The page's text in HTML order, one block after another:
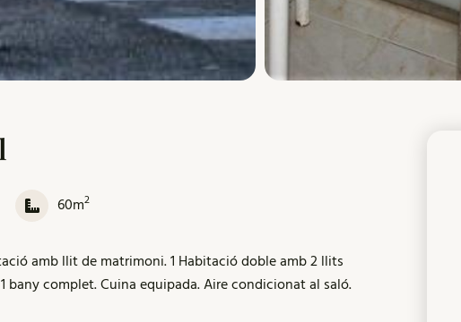
60m2
amb llit de matrimoni. 1 Habitació doble amb 2 llits
bany complet. Cuina equipada. Aire condicionat al saló.